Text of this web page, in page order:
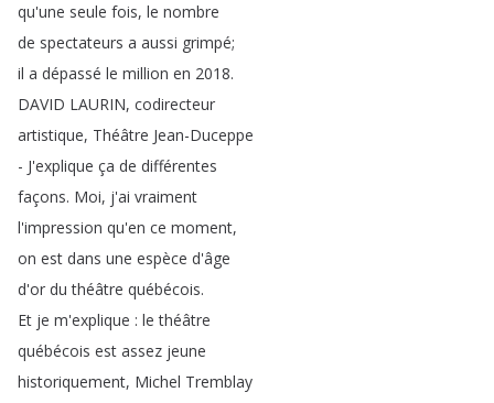
qu'une seule fois, le nombre
de spectateurs a aussi grimpé;
il a dépassé le million en 2018.
DAVID LAURIN, codirecteur
artistique, Théâtre Jean-Duceppe
- J'explique ça de différentes
façons. Moi, j'ai vraiment
l'impression qu'en ce moment,
on est dans une espèce d'âge
d'or du théâtre québécois.
Et je m'explique : le théâtre
québécois est assez jeune
historiquement, Michel Tremblay